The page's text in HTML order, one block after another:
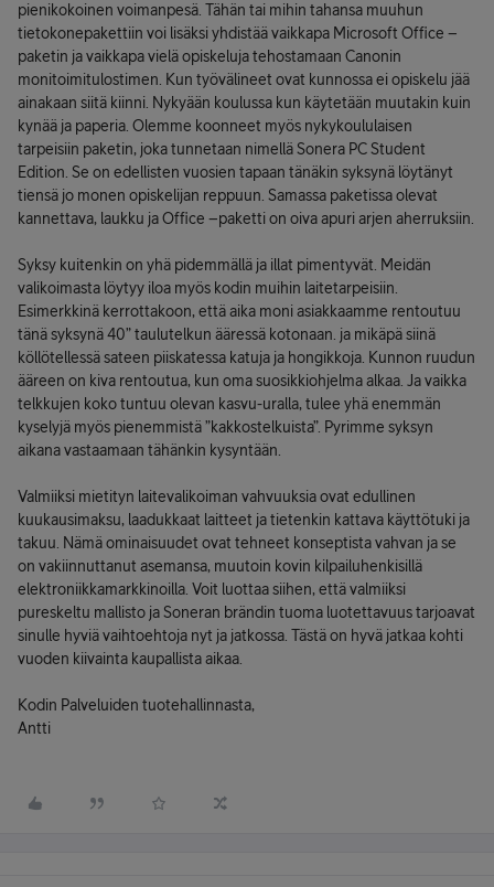
pienikokoinen voimanpesä. Tähän tai mihin tahansa muuhun
tietokonepakettiin voi lisäksi yhdistää vaikkapa Microsoft Office –
paketin ja vaikkapa vielä opiskeluja tehostamaan Canonin
monitoimitulostimen. Kun työvälineet ovat kunnossa ei opiskelu jää
ainakaan siitä kiinni. Nykyään koulussa kun käytetään muutakin kuin
kynää ja paperia. Olemme koonneet myös nykykoululaisen
tarpeisiin paketin, joka tunnetaan nimellä Sonera PC Student
Edition. Se on edellisten vuosien tapaan tänäkin syksynä löytänyt
tiensä jo monen opiskelijan reppuun. Samassa paketissa olevat
kannettava, laukku ja Office –paketti on oiva apuri arjen aherruksiin.
Syksy kuitenkin on yhä pidemmällä ja illat pimentyvät. Meidän
valikoimasta löytyy iloa myös kodin muihin laitetarpeisiin.
Esimerkkinä kerrottakoon, että aika moni asiakkaamme rentoutuu
tänä syksynä 40” taulutelkun ääressä kotonaan. ja mikäpä siinä
köllötellessä sateen piiskatessa katuja ja hongikkoja. Kunnon ruudun
ääreen on kiva rentoutua, kun oma suosikkiohjelma alkaa. Ja vaikka
telkkujen koko tuntuu olevan kasvu-uralla, tulee yhä enemmän
kyselyjä myös pienemmistä ”kakkostelkuista”. Pyrimme syksyn
aikana vastaamaan tähänkin kysyntään.
Valmiiksi mietityn laitevalikoiman vahvuuksia ovat edullinen
kuukausimaksu, laadukkaat laitteet ja tietenkin kattava käyttötuki ja
takuu. Nämä ominaisuudet ovat tehneet konseptista vahvan ja se
on vakiinnuttanut asemansa, muutoin kovin kilpailuhenkisillä
elektroniikkamarkkinoilla. Voit luottaa siihen, että valmiiksi
pureskeltu mallisto ja Soneran brändin tuoma luotettavuus tarjoavat
sinulle hyviä vaihtoehtoja nyt ja jatkossa. Tästä on hyvä jatkaa kohti
vuoden kiivainta kaupallista aikaa.
Kodin Palveluiden tuotehallinnasta,
Antti